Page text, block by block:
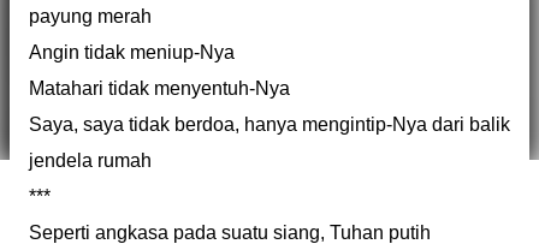
payung merah
Angin tidak meniup-Nya
Matahari tidak menyentuh-Nya
Saya, saya tidak berdoa, hanya mengintip-Nya dari balik
jendela rumah
***
Seperti angkasa pada suatu siang, Tuhan putih